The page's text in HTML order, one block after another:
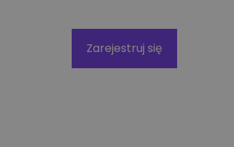
Wysyłka opon
Zarejestruj się